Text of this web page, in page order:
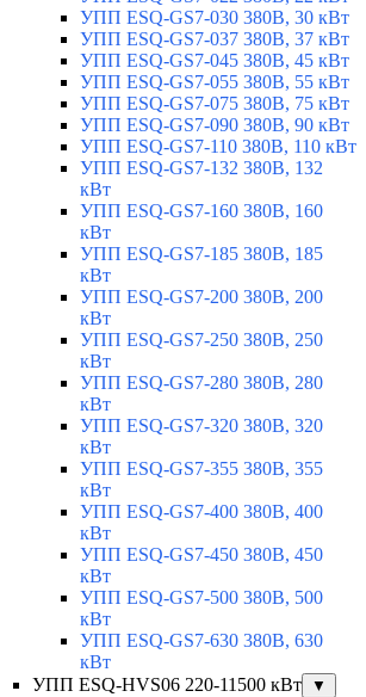
УПП ESQ-GS7-030 380В, 30 кВт
УПП ESQ-GS7-037 380В, 37 кВт
УПП ESQ-GS7-045 380В, 45 кВт
УПП ESQ-GS7-055 380В, 55 кВт
УПП ESQ-GS7-075 380В, 75 кВт
УПП ESQ-GS7-090 380В, 90 кВт
УПП ESQ-GS7-110 380В, 110 кВт
УПП ESQ-GS7-132 380В, 132
кВт
УПП ESQ-GS7-160 380В, 160
кВт
УПП ESQ-GS7-185 380В, 185
кВт
УПП ESQ-GS7-200 380В, 200
кВт
УПП ESQ-GS7-250 380В, 250
кВт
УПП ESQ-GS7-280 380В, 280
кВт
УПП ESQ-GS7-320 380В, 320
кВт
УПП ESQ-GS7-355 380В, 355
кВт
УПП ESQ-GS7-400 380В, 400
кВт
УПП ESQ-GS7-450 380В, 450
кВт
УПП ESQ-GS7-500 380В, 500
кВт
УПП ESQ-GS7-630 380В, 630
кВт
УПП ESQ-HVS06 220-11500 кВт
▼